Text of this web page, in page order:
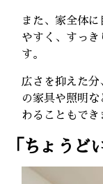
また、家全体
やすく、すっき
す。
広さを抑えた分
の家具や照明
わることもでき
「ちょうど